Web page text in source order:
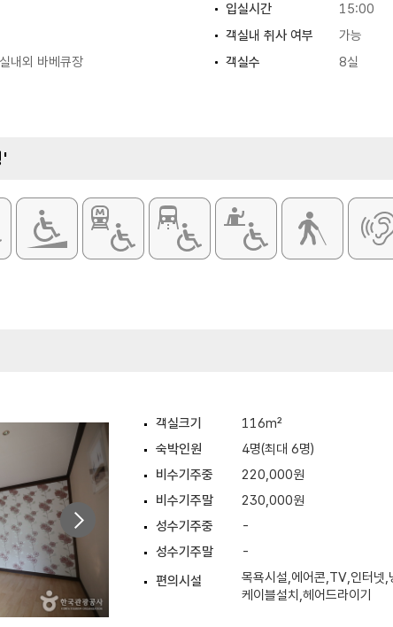
입실시간
15:00
객실내 취사 여부
가능
내외 바베큐장 객실수
8실
'
객실크기
116m²
숙박인원
4명(최대 6명)
비수기주중
220,000원
비수기주말
230,000원
성수기주중
-
성수기주말
-
편의시설
목욕시설,에어콘,TV,인터넷,
케이블설치,헤어드라이기